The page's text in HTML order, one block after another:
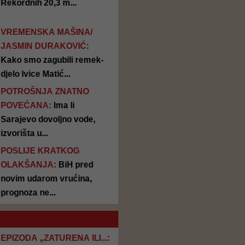
Rekordnih 20,3 m...
VREMENSKA MAŠINA/
JASMIN DURAKOVIĆ:
Kako smo zagubili remek-
djelo Ivice Matić...
POTROŠNJA ZNATNO
POVEĆANA: Ima li
Sarajevo dovoljno vode,
izvorišta u...
POSLIJE KRATKOG
OLAKŠANJA: BiH pred
novim udarom vrućina,
prognoza ne...
EPIZODA „ZATURENA ILI...: